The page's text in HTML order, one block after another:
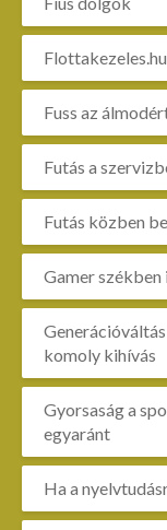
Fuss az
Futás a
Futás közben
Gamer
komoly kihívás
Gyorsaság a
egyaránt
Ha a